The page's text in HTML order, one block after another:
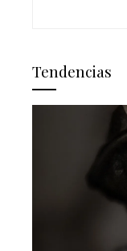
Tendencias